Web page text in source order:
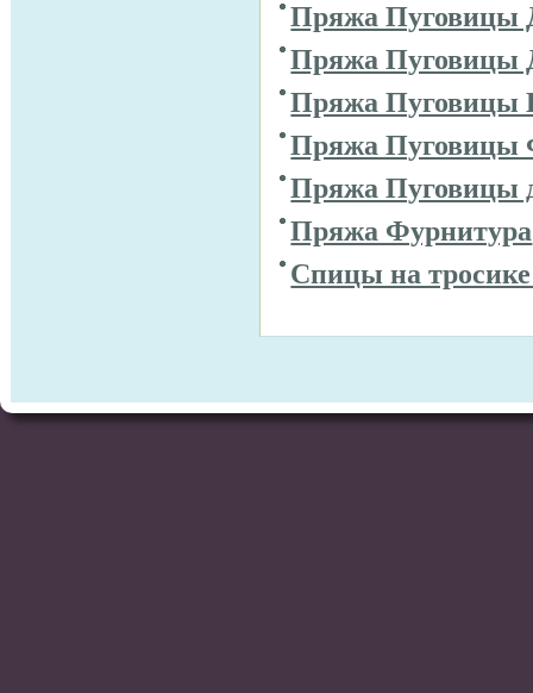
Пряжа Пуговицы
Пряжа Пуговицы
Пряжа Пуговицы
Пряжа Пуговицы
Пряжа Пуговицы
Пряжа Фурнитура
Спицы на